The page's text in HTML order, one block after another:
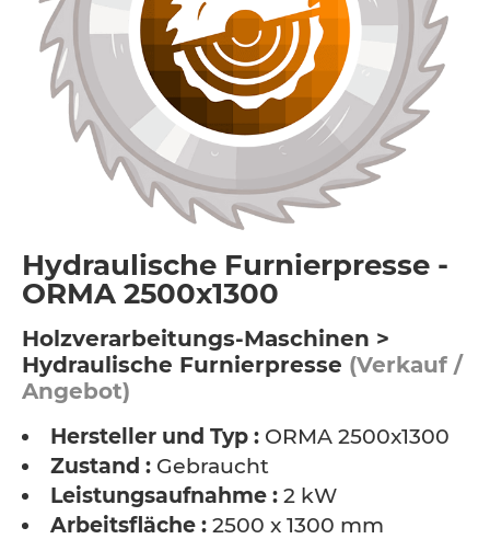
Hydraulische Furnierpresse -
ORMA 2500x1300
Holzverarbeitungs-Maschinen >
Hydraulische Furnierpresse (Verkauf /
Angebot)
Hersteller und Typ : ORMA 2500x1300
Zustand : Gebraucht
Leistungsaufnahme : 2 kW
Arbeitsfläche : 2500 x 1300 mm